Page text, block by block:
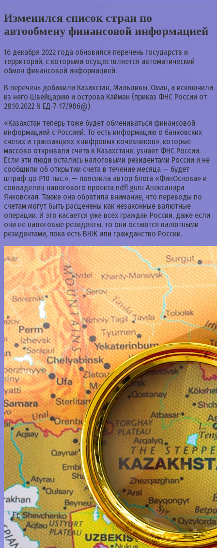
Изменился список стран по
автообмену финансовой информацией
16 декабря 2022 года обновился перечень государств и
территорий, с которыми осуществляется автоматический
обмен финансовой информацией.
В перечень добавили Казахстан, Мальдивы, Оман, а исключили
из него Швейцарию и острова Кайман (приказ ФНС России от
28.10.2022 N ЕД-7-17/986@).
«Казахстан теперь тоже будет обмениваться финансовой
информацией с Россией. То есть информацию о банковских
счетах и транзакциях «цифровых кочевников», которые
массово открывали счета в Казахстане, узнает ФНС России.
Если эти люди остались налоговыми резидентами России и не
сообщили об открытии счета в течение месяца — будет
штраф до ₽10 тыс.», — пояснила автор блога «ФинОснова» и
совладелец налогового проекта ndfl.guru Александра
Янковская. Также она обратила внимание, что переводы по
счетам могут быть расценены как незаконные валютные
операции. И это касается уже всех граждан России, даже если
они не налоговые резиденты, то они остаются валютными
резидентами, пока есть ВНЖ или гражданство России.